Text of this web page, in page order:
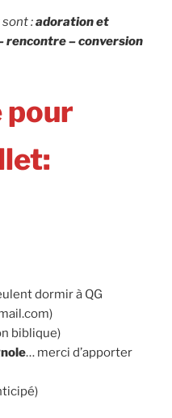
:adoration et
rencontre – conversion
pour
dormir à QG
biblique)
… merci d’apporter